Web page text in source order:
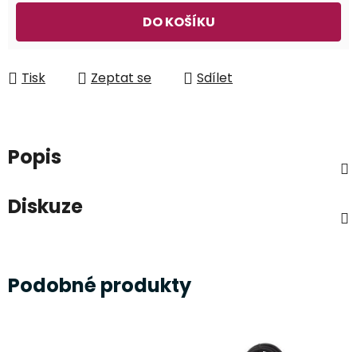
DO KOŠÍKU
Tisk Zeptat se Sdílet
Popis
Diskuze
Podobné produkty